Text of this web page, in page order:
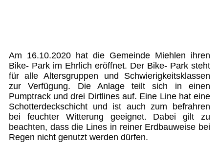
Am 16.10.2020 hat die Gemeinde Miehlen ihren
Bike- Park im Ehrlich eröffnet. Der Bike- Park steht
für alle Altersgruppen und Schwierigkeitsklassen
zur Verfügung. Die Anlage teilt sich in einen
Pumptrack und drei Dirtlines auf. Eine Line hat eine
Schotterdeckschicht und ist auch zum befrahren
bei feuchter Witterung geeignet. Dabei gilt zu
beachten, dass die Lines in reiner Erdbauweise bei
Regen nicht genutzt werden dürfen.